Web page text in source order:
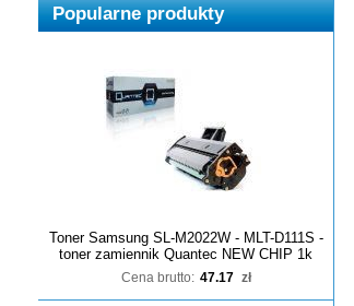
Popularne produkty
Toner Samsung SL-M2022W - MLT-D111S -
toner zamiennik Quantec NEW CHIP 1k
Cena brutto: 47.17 zł